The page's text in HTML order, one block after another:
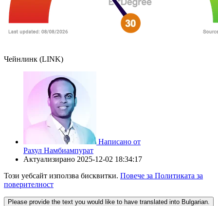
Чейнлинк (LINK)
Написано от
Рахул Намбиампурат
Актуализирано 2025-12-02 18:34:17
Този уебсайт използва бисквитки. Повече за Политиката за
поверителност
Please provide the text you would like to have translated into Bulgarian.